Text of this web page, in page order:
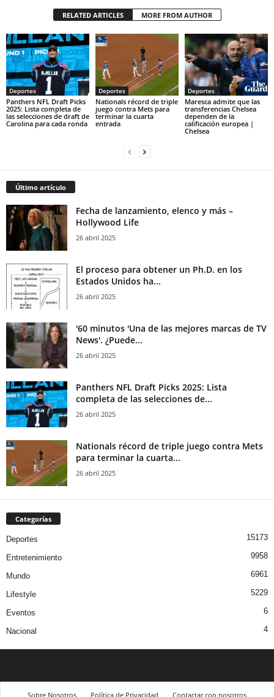
RELATED ARTICLES MORE FROM AUTHOR
Deportes
Panthers NFL Draft Picks
2025: Lista completa de
las selecciones de draft de
Carolina para cada ronda
Deportes
Nationals récord de triple
juego contra Mets para
terminar la cuarta
entrada
Deportes
Maresca admite que las
transferencias Chelsea
dependen de la
calificación europea |
Chelsea
Último artículo
Fecha de lanzamiento, elenco y más –
Hollywood Life
26 abril 2025
El proceso para obtener un Ph.D. en los
Estados Unidos ha...
26 abril 2025
'60 minutos 'Una de las mejores marcas de TV
News'. ¿Puede...
26 abril 2025
Panthers NFL Draft Picks 2025: Lista
completa de las selecciones de...
26 abril 2025
Nationals récord de triple juego contra Mets
para terminar la cuarta...
26 abril 2025
Categorías
Deportes 15173
Entretenimiento 9958
Mundo 6961
Lifestyle 5229
Eventos 6
Nacional 4
Sobre Nosotros Política de Privacidad Contactar con nosotros